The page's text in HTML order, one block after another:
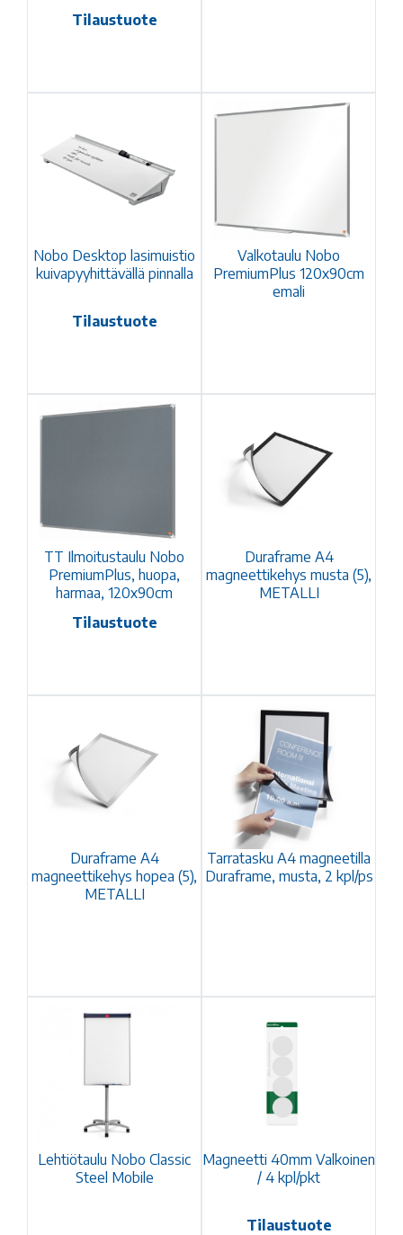
Tilaustuote
Nobo Desktop lasimuistio
kuivapyyhittävällä pinnalla
Tilaustuote
Valkotaulu Nobo
PremiumPlus 120x90cm
emali
TT Ilmoitustaulu Nobo
PremiumPlus, huopa,
harmaa, 120x90cm
Tilaustuote
Duraframe A4
magneettikehys musta (5),
METALLI
Duraframe A4
magneettikehys hopea (5),
METALLI
Tarratasku A4 magneetilla
Duraframe, musta, 2 kpl/ps
Lehtiötaulu Nobo Classic
Steel Mobile
Magneetti 40mm Valkoinen
/ 4 kpl/pkt
Tilaustuote